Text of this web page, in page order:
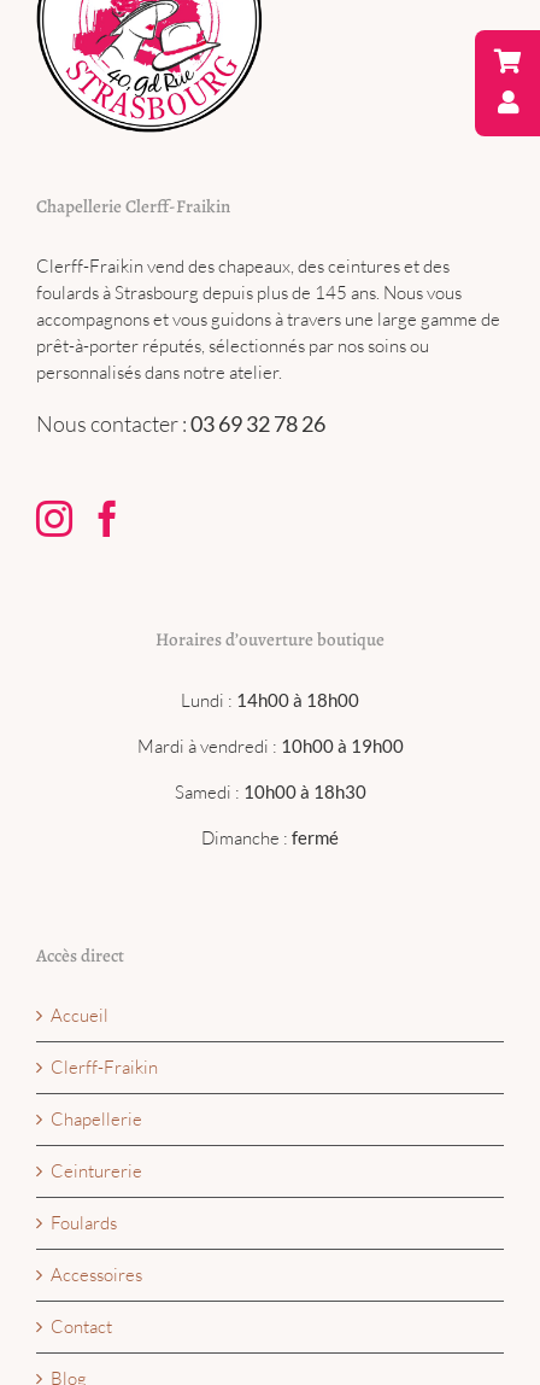
Chapellerie Clerff-Fraikin
Clerff-Fraikin vend des chapeaux, des ceintures et des
foulards à Strasbourg depuis plus de 145 ans. Nous vous
accompagnons et vous guidons à travers une large gamme de
prêt-à-porter réputés, sélectionnés par nos soins ou
personnalisés dans notre atelier.
Nous contacter :03 69 32 78 26
Horaires d’ouverture boutique
Lundi : 14h00 à 18h00
Mardi à vendredi : 10h00 à 19h00
Samedi : 10h00 à 18h30
Dimanche : fermé
Accès direct
Accueil
Clerff-Fraikin
Chapellerie
Ceinturerie
Foulards
Accessoires
Contact
Blog